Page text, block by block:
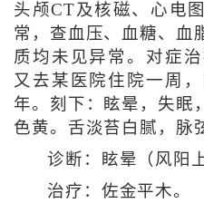
头颅CT及核磁、心电
常，查血压、血糖、血
质均未见异常。对症
又去某医院住院一周
年。刻下：眩晕，失眠
色黄。舌淡苔白腻，脉
诊断：眩晕（风阳
治疗：佐金平木。